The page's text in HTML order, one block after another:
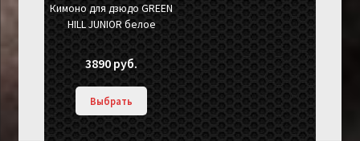
Кимоно для дзюдо GREEN
HILL JUNIOR белое
3890 руб.
Выбрать